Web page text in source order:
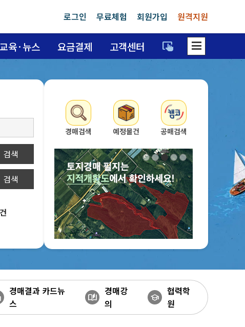
로그인 무료체험 회원가입 원격지원
교육·뉴스 요금결제 고객센터 trackpad_input dehaze
검색
검색
건
경매검색 예정물건 공매검색
경매결과 카드뉴
스
auto_stories
경매강
의
school
협력학
원